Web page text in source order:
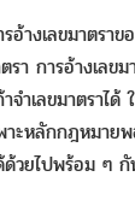
รอ้างเลขมาตรา
การอ้างเลข
ลขมาตราได้
าะหลักกฎหม
ด้วยไปพร้อม ๆ